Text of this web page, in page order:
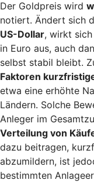
Der Goldpreis wird
notiert. Ändert sich
US-Dollar, wirkt
in Euro aus, auch
selbst stabil bleibt.
Faktoren
etwa eine erhöhte
Ländern. Solche
Anleger im
Verteilung von
dazu beitragen,
abzumildern, ist
bestimmten